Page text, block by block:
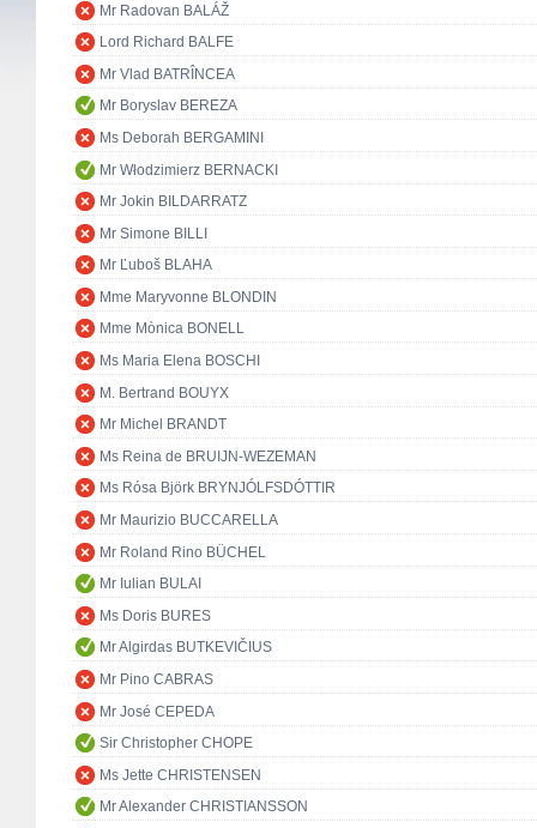
Mr Radovan BALÁŽ
Lord Richard BALFE
Mr Vlad BATRÎNCEA
Mr Boryslav BEREZA
Ms Deborah BERGAMINI
Mr Włodzimierz BERNACKI
Mr Jokin BILDARRATZ
Mr Simone BILLI
Mr Ľuboš BLAHA
Mme Maryvonne BLONDIN
Mme Mònica BONELL
Ms Maria Elena BOSCHI
M. Bertrand BOUYX
Mr Michel BRANDT
Ms Reina de BRUIJN-WEZEMAN
Ms Rósa Björk BRYNJÓLFSDÓTTIR
Mr Maurizio BUCCARELLA
Mr Roland Rino BÜCHEL
Mr Iulian BULAI
Ms Doris BURES
Mr Algirdas BUTKEVIČIUS
Mr Pino CABRAS
Mr José CEPEDA
Sir Christopher CHOPE
Ms Jette CHRISTENSEN
Mr Alexander CHRISTIANSSON